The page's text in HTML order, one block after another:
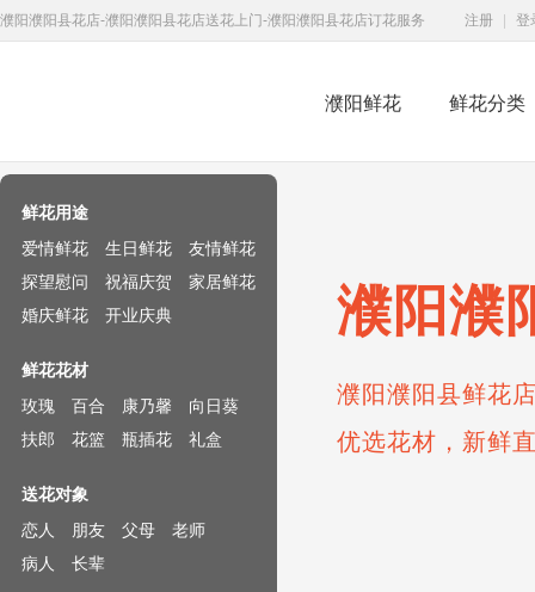
濮阳濮阳县花店-濮阳濮阳县花店送花上门-濮阳濮阳县花店订花服务 注册 登
濮阳鲜花 鲜花分类
濮阳濮
濮阳濮阳县鲜花
优选花材，新鲜
鲜花用途
爱情鲜花
生日鲜花
友情鲜花
探望慰问
祝福庆贺
家居鲜花
婚庆鲜花
开业庆典
鲜花花材
玫瑰
百合 康乃馨
向日葵
扶郎
花篮 瓶插花 礼盒
送花对象
恋人
朋友 父母
老师
病人
长辈